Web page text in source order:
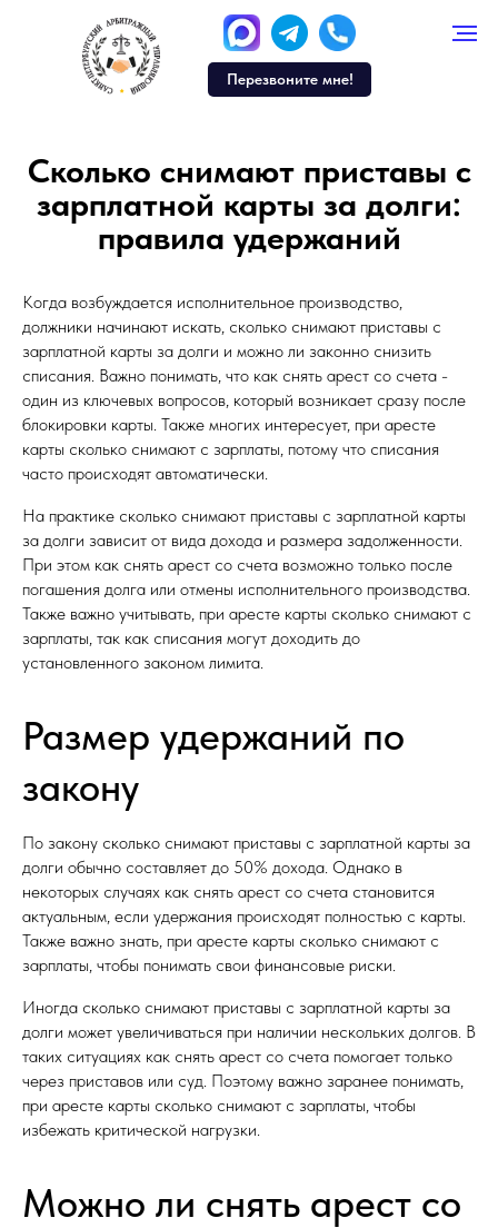
Перезвоните мне!
Сколько снимают приставы с
зарплатной карты за долги:
правила удержаний
Когда возбуждается исполнительное производство,
должники начинают искать, сколько снимают приставы с
зарплатной карты за долги и можно ли законно снизить
списания. Важно понимать, что как снять арест со счета -
один из ключевых вопросов, который возникает сразу после
блокировки карты. Также многих интересует, при аресте
карты сколько снимают с зарплаты, потому что списания
часто происходят автоматически.
На практике сколько снимают приставы с зарплатной карты
за долги зависит от вида дохода и размера задолженности.
При этом как снять арест со счета возможно только после
погашения долга или отмены исполнительного производства.
Также важно учитывать, при аресте карты сколько снимают с
зарплаты, так как списания могут доходить до
установленного законом лимита.
Размер удержаний по
закону
По закону сколько снимают приставы с зарплатной карты за
долги обычно составляет до 50% дохода. Однако в
некоторых случаях как снять арест со счета становится
актуальным, если удержания происходят полностью с карты.
Также важно знать, при аресте карты сколько снимают с
зарплаты, чтобы понимать свои финансовые риски.
Иногда сколько снимают приставы с зарплатной карты за
долги может увеличиваться при наличии нескольких долгов. В
таких ситуациях как снять арест со счета помогает только
через приставов или суд. Поэтому важно заранее понимать,
при аресте карты сколько снимают с зарплаты, чтобы
избежать критической нагрузки.
Можно ли снять арест со